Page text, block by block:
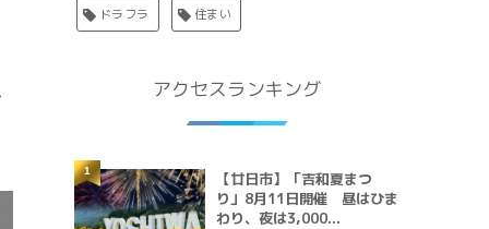
ドラフラ 住まい
アクセスランキング
【廿日市】「吉和夏まつ
り」8月11日開催 昼はひま
わり、夜は3,000...
1